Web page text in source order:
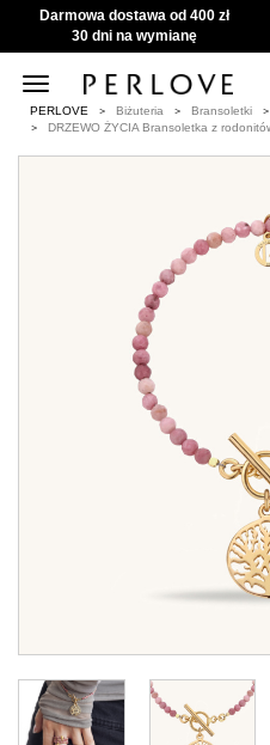
Darmowa dostawa od 400 zł
30 dni na wymianę
Toggle
navigation
PERLOVE Biżuteria Bransoletki
DRZEWO ŻYCIA Bransoletka z